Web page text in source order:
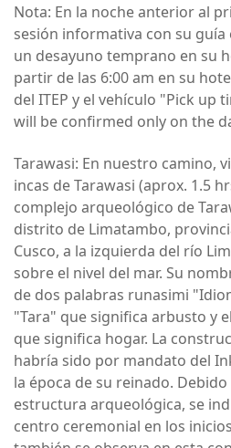
Nota: En la noche anterior al
sesión informativa con su guía
un desayuno temprano en su
partir de las 6:00 am en su
del ITEP y el vehículo "Pick up
will be confirmed only on the
Tarawasi: En nuestro camino,
incas de Tarawasi (aprox. 1.5
complejo arqueológico de
distrito de Limatambo,
Cusco, a la izquierda del río
sobre el nivel del mar. Su
de dos palabras runasimi
"Tara" que significa arbusto y
que significa hogar. La
habría sido por mandato del
la época de su reinado.
estructura arqueológica, se
centro ceremonial en los